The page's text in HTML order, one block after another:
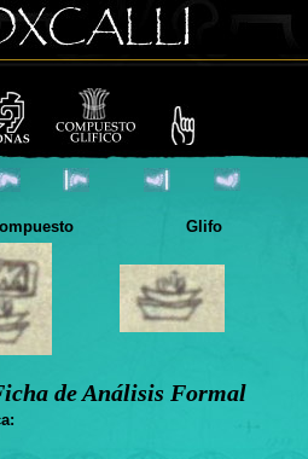
Glifo
de Análisis Formal